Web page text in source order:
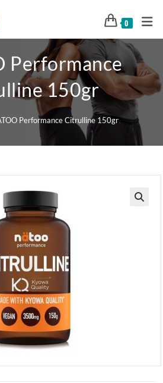
0
Performance
150gr
Performance Citrulline 150gr